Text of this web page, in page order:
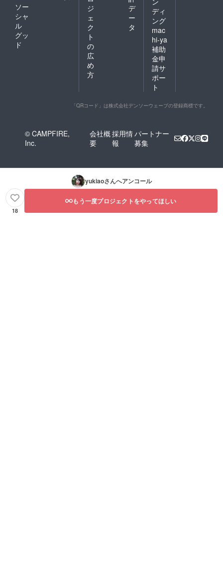
ソー
シャ
ル
グッ
ド
ジ
ェ
ク
ト
の
広
め
方
デ
ー
タ
ディ
ング
mac
hi-ya
補助
金申
請サ
ポー
ト
「QRコード」は株式会社デンソーウェーブの登録商標です。
© CAMPFIRE,
Inc.
会社概
要
採用情
報
パートナー
募集
yukiaoさんへアンコール
18
もう一度プロジェクトをやってほしい